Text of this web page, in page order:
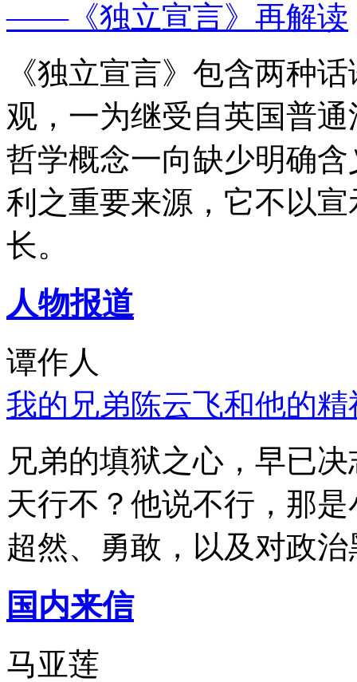
——《独立宣言》再解读
《独立宣言》包含两种
观，一为继受自英国普
哲学概念一向缺少明确
利之重要来源，它不以
长。
人物报道
谭作人
我的兄弟陈云飞和他的
兄弟的填狱之心，早已
天行不？他说不行，那
超然、勇敢，以及对政
国内来信
马亚莲